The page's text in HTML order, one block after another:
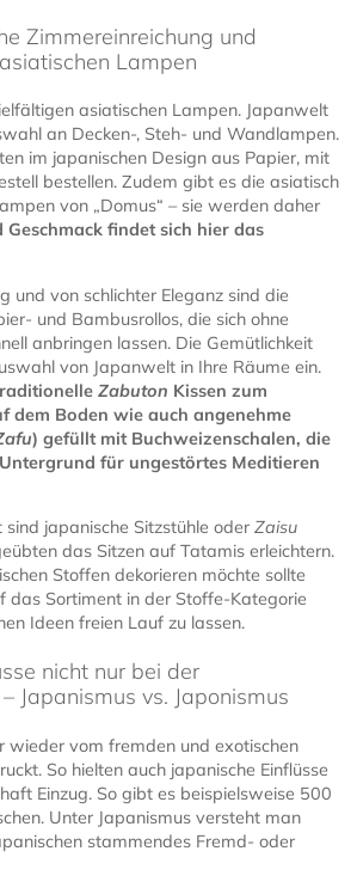
Zimmereinreichung und
Lampen
asiatischen Lampen. Japanwelt
an Decken-, Steh- und Wandlampen.
im japanischen Design aus Papier, mit
bestellen. Zudem gibt es die asiatisch
von „Domus“ – sie werden daher
findet sich hier das
und von schlichter Eleganz sind die
und Bambusrollos, die sich ohne
anbringen lassen. Die Gemütlichkeit
von Japanwelt in Ihre Räume ein.
Zabuton Kissen zum
dem Boden wie auch angenehme
) gefüllt mit Buchweizenschalen, die
für ungestörtes Meditieren
sind japanische Sitzstühle oder Zaisu
das Sitzen auf Tatamis erleichtern.
Stoffen dekorieren möchte sollte
das Sortiment in der Stoffe-Kategorie
Ideen freien Lauf zu lassen.
nicht nur bei der
Japanismus vs. Japonismus
wieder vom fremden und exotischen
So hielten auch japanische Einflüsse
Einzug. So gibt es beispielsweise 500
Unter Japanismus versteht man
stammendes Fremd- oder